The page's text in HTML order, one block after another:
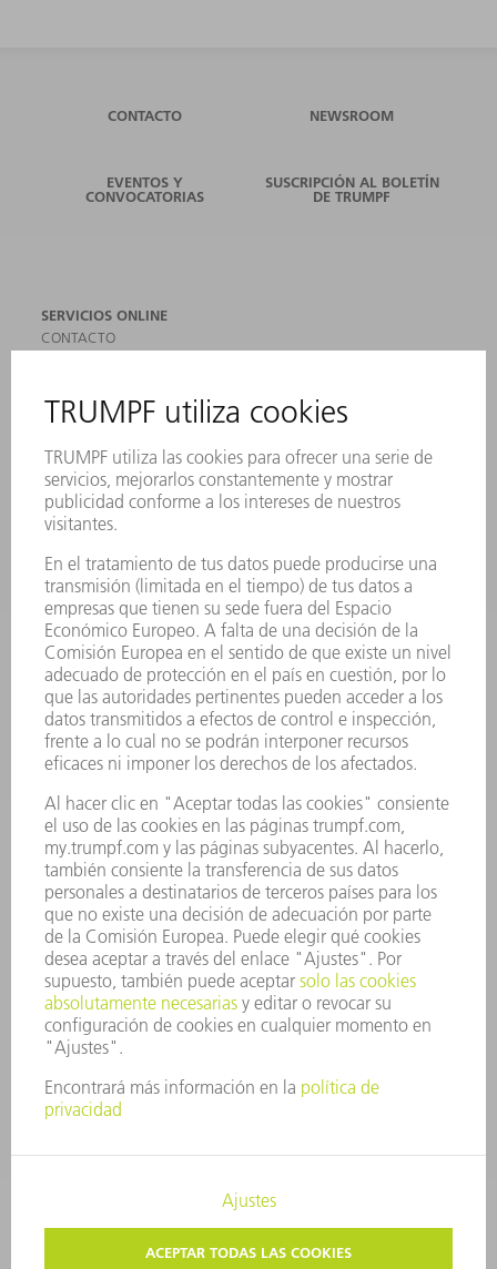
CONTACTO NEWSROOM
EVENTOS Y
CONVOCATORIAS
SUSCRIPCIÓN AL BOLETÍN
DE TRUMPF
SERVICIOS ONLINE
CONTACTO
REGISTRO PARA EL BOLETÍN INFORMATIVO
MYTRUMPF
FICHAS TÉCNICAS DE SEGURIDAD
PRODUCTOS
MÁQUINAS Y SISTEMAS
LÁSER
HERRAMIENTAS PORTÁTILES
FÁBRICA INTELIGENTE
SOFTWARE
SERVICIOS
APLICACIONES
SECTORES
EMPRESA
CARRERA PROFESIONAL
OFERTAS DE TRABAJO
PERFIL DE LA EMPRESA
INFORME ANUAL
PRINCIPIOS CORPORATIVOS
CUMPLIMIENTO
SISTEMA DE INFORMADORES
SEGURIDAD
COMUNICADOS DE PRENSA
REVISTAS
SOSTENIBILIDAD
MEDIO AMBIENTE Y CLIMA
SOCIEDAD Y EMPRESA
GESTIÓN EMPRESARIAL
PROTECCIÓN DE DATOS
COPYRIGHT Y MARCA REGISTRADA
TRUMPF ESPAÑA
AJUSTES DE PRIVACIDAD